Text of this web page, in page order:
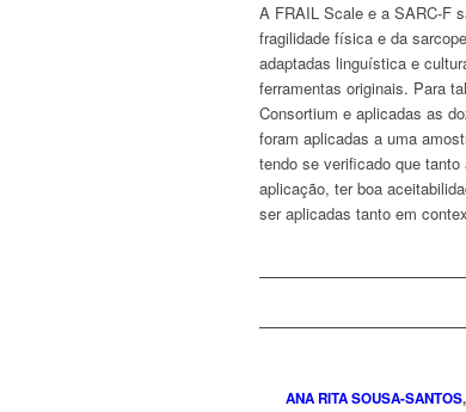
A FRAIL Scale e a SARC-F
fragilidade física e da
adaptadas linguística e
ferramentas originais. Para
Consortium e aplicadas as
foram aplicadas a uma
tendo se verificado que tanto
aplicação, ter boa
ser aplicadas tanto em
ANA RITA SOUSA-SANTOS